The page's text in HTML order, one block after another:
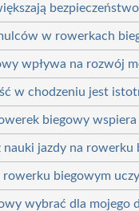
w rowerkach
wpływa na rozwój
w chodzeniu jest
biegowy
nauki jazdy na
rowerku biegowym
wybrać dla mojego